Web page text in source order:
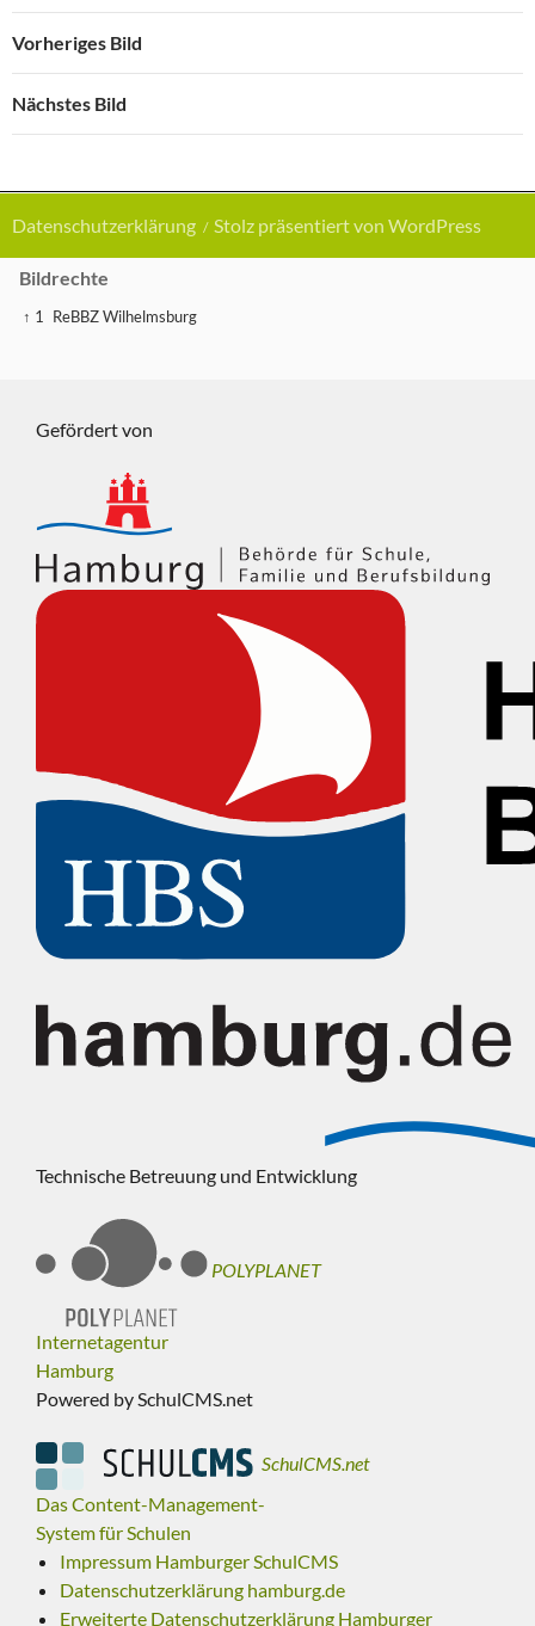
Vorheriges Bild
Nächstes Bild
Datenschutzerklärung Stolz präsentiert von WordPress
Bildrechte
↑ 1 ReBBZ Wilhelmsburg
Gefördert von
Technische Betreuung und Entwicklung
POLYPLANET
Internetagentur
Hamburg
Powered by SchulCMS.net
SchulCMS.net
Das Content-Management-
System für Schulen
Impressum Hamburger SchulCMS
Datenschutzerklärung hamburg.de
Erweiterte Datenschutzerklärung Hamburger